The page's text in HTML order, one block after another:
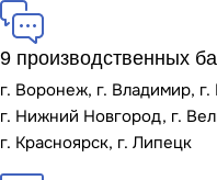
9 производственных
г. Воронеж, г. Владимир,
г. Нижний Новгород, г.
г. Красноярск, г. Липецк